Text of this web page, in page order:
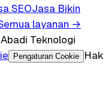
SEOJasa Bikin
layanan →
Teknologi
Pengaturan Cookie
Hak